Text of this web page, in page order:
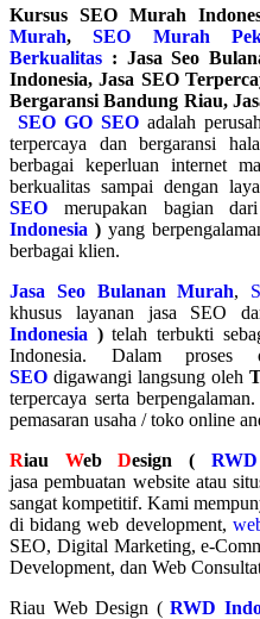
Kursus SEO Murah
Murah,SEO Murah
Berkualitas : Jasa Seo
Indonesia, Jasa SEO
Bergaransi Bandung Riau,
SEO GO SEO adalah
terpercaya dan bergaransi
berbagai keperluan internet
berkualitas sampai dengan
SEO merupakan bagian
Indonesia ) yang
berbagai klien.
Jasa Seo Bulanan Murah,
khusus layanan jasa SEO
Indonesia )telah terbukti
Indonesia. Dalam
SEO digawangi langsung oleh
terpercaya serta
pemasaran usaha / toko online
Riau WebDesign (
jasapembuatan websiteatau
sangat kompetitif. Kami
di bidang web development,
SEO, Digital Marketing, e-
Development, dan Web
Riau Web Design ( RWD